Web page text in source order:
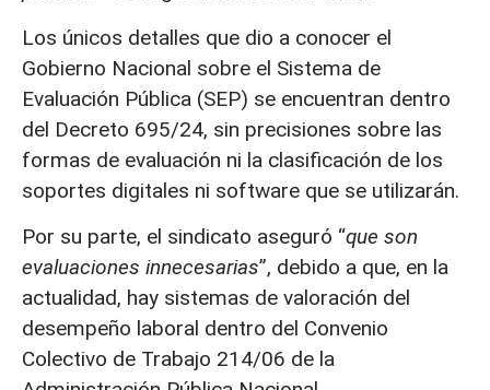
Los únicos detalles que dio a conocer el
Gobierno Nacional sobre el Sistema de
Evaluación Pública (SEP) se encuentran dentro
del Decreto 695/24, sin precisiones sobre las
formas de evaluación ni la clasificación de los
soportes digitales ni software que se utilizarán.
Por su parte, el sindicato aseguró “que son
evaluaciones innecesarias”, debido a que, en la
actualidad, hay sistemas de valoración del
desempeño laboral dentro del Convenio
Colectivo de Trabajo 214/06 de la